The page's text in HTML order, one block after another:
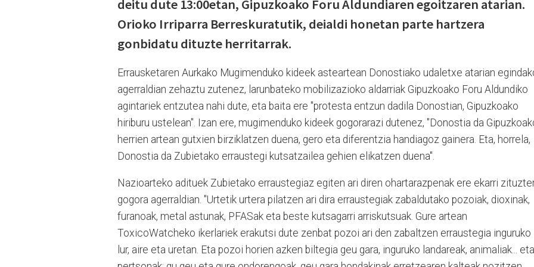
deitu dute 13:00etan, Gipuzkoako Foru Aldundiaren egoitzaren atarian.
Orioko Irriparra Berreskuratutik, deialdi honetan parte hartzera
gonbidatu dituzte herritarrak.
Errausketaren Aurkako Mugimenduko kideek asteartean Donostiako udaletxe atarian
agerraldian zehaztu zutenez, larunbateko mobilizazioko aldarriak Gipuzkoako Foru Aldundiko
agintariek entzutea nahi dute, eta baita ere "protesta entzun dadila Donostian, Gipuzkoako
hiriburu ustelean". Izan ere, mugimenduko kideek gogorarazi dutenez, "Donostia da
herrien artean gutxien birziklatzen duena, gero eta diferentzia handiagoz gainera. Eta, horrela,
Donostia da Zubietako erraustegi kutsatzailea gehien elikatzen duena".
Nazioarteko adituek Zubietako erraustegiaz egiten ari diren ohartarazpenak ere ekarri
gogora agerraldian. "Urtetik urtera pilatzen ari dira erraustegiak zabaldutako pozoiak, dioxinak,
furanoak, metal astunak, PFASak eta beste kutsagarri arriskutsuak. Gure artean
ToxicoWatcheko ikerlariek erakutsi dute zenbat pozoi ari den zabaltzen erraustegia inguruko
lur, aire eta uretan. Eta pozoi horien azken biltegia geu gara, inguruko landareak, animaliak... eta